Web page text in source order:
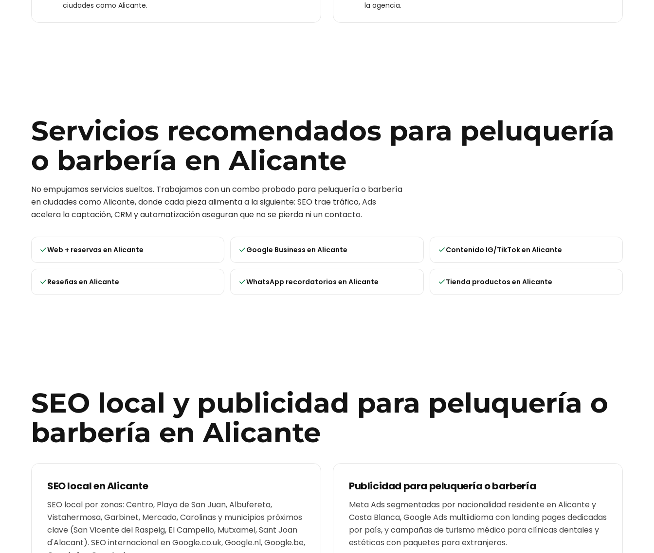
ciudades como Alicante.
la agencia.
Servicios recomendados para peluquería
o barbería enAlicante
No empujamos servicios sueltos. Trabajamos con un combo probado para peluquería o barbería
en ciudades como Alicante, donde cada pieza alimenta a la siguiente: SEO trae tráfico, Ads
acelera la captación, CRM y automatización aseguran que no se pierda ni un contacto.
Web + reservas en Alicante Google Business enAlicante Contenido IG/TikToken Alicante
Reseñas en Alicante WhatsApp recordatorios enAlicante Tienda productos en Alicante
SEO local y publicidad para peluquería o
barbería enAlicante
SEO local enAlicante
SEO local por zonas: Centro, Playa de San Juan, Albufereta,
Vistahermosa, Garbinet, Mercado, Carolinas y municipios próximos
clave (San Vicente del Raspeig, El Campello, Mutxamel, Sant Joan
d'Alacant). SEO internacional en Google.co.uk, Google.nl, Google.be,
Publicidad para peluquería o barbería
Meta Ads segmentadas por nacionalidad residente en Alicante y
Costa Blanca, Google Ads multiidioma con landing pages dedicadas
por país, y campañas de turismo médico para clínicas dentales y
estéticas con paquetes para extranjeros.